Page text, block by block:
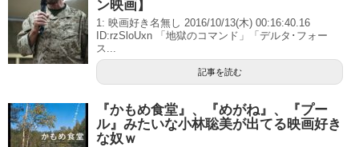
ン映画】
1: 映画好き名無し 2016/10/13(木) 00:16:40.16
ID:rzSloUxn 「地獄のコマンド」「デルタ･フォー
ス...
記事を読む
『かもめ食堂』、『めがね』、『プー
ル』みたいな小林聡美が出てる映画好き
な奴ｗ